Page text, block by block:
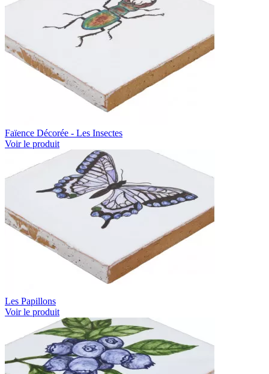
Faïence Décorée - Les Insectes
Voir le produit
Les Papillons
Voir le produit